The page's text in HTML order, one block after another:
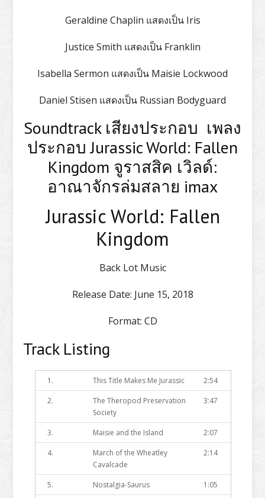
Geraldine Chaplin แสดงเป็น Iris
Justice Smith แสดงเป็น Franklin
Isabella Sermon แสดงเป็น Maisie Lockwood
Daniel Stisen แสดงเป็น Russian Bodyguard
Soundtrack เสียงประกอบ เพลง
ประกอบ Jurassic World: Fallen
Kingdom จูราสสิค เวิลด์:
อาณาจักรล่มสลาย imax
Jurassic World: Fallen
Kingdom
Back Lot Music
Release Date: June 15, 2018
Format: CD
Track Listing
1. This Title Makes Me Jurassic
2:54
2.
The Theropod Preservation
Society
3:47
3. Maisie and the Island
2:07
4.
March of the Wheatley
Cavalcade
2:14
5. Nostalgia-Saurus
1:05